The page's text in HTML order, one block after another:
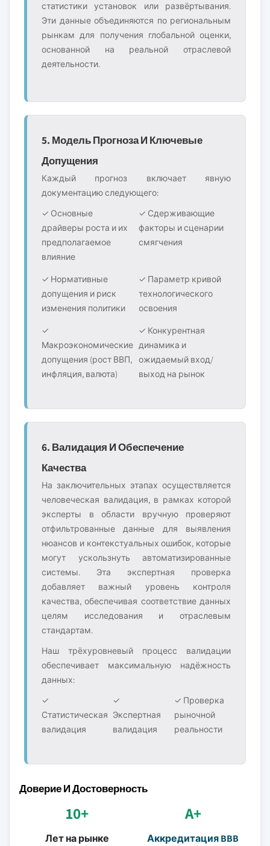
статистики установок или развёртывания.
Эти данные объединяются по региональным
рынкам для получения глобальной оценки,
основанной на реальной отраслевой
деятельности.
5. Модель Прогноза И Ключевые
Допущения
Каждый прогноз включает явную
документацию следующего:
✓ Основные
драйверы роста и их
предполагаемое
влияние
✓ Сдерживающие
факторы и сценарии
смягчения
✓ Нормативные
допущения и риск
изменения политики
✓ Параметр кривой
технологического
освоения
✓
Макроэкономические
допущения (рост ВВП,
инфляция, валюта)
✓ Конкурентная
динамика и
ожидаемый вход/
выход на рынок
6. Валидация И Обеспечение
Качества
На заключительных этапах осуществляется
человеческая валидация, в рамках которой
эксперты в области вручную проверяют
отфильтрованные данные для выявления
нюансов и контекстуальных ошибок, которые
могут ускользнуть автоматизированные
системы. Эта экспертная проверка
добавляет важный уровень контроля
качества, обеспечивая соответствие данных
целям исследования и отраслевым
стандартам.
Наш трёхуровневый процесс валидации
обеспечивает максимальную надёжность
данных:
✓
Статистическая
валидация
✓
Экспертная
валидация
✓ Проверка
рыночной
реальности
Доверие И Достоверность
10+
Лет на рынке
A+
Аккредитация BBB